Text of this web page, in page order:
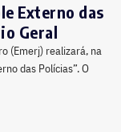
Externo das
Geral
(Emerj) realizará, na
das Polícias”. O